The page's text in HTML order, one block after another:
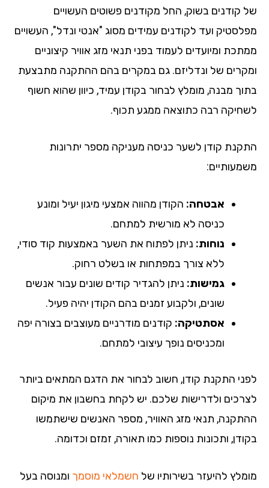
קודנים בשוק, החל מקודנים פשוטים העשויים
ועד לקודנים עמידים מסוג "אנטי ונדל", העשויים
ומיועדים לעמוד בפני תנאי מזג אוויר קיצוניים
של ונדליזם. גם במקרים בהם ההתקנה מתבצעת
מבנה, מומלץ לבחור בקודן עמיד, כיוון שהוא חשוף
רבה כתוצאה ממגע תכוף.
קודן לשער כניסה מעניקה מספר יתרונות
אבטחה:הקודן מהווה אמצעי מיגון יעיל ומונע
כניסה לא מורשית למתחם.
נוחות:ניתן לפתוח את השער באמצעות קוד סודי,
ללא צורך במפתחות או בשלט רחוק.
גמישות:ניתן להגדיר קודים שונים עבור אנשים
שונים, ולקבוע זמנים בהם הקודן יהיה פעיל.
אסתטיקה:קודנים מודרניים מעוצבים בצורה יפה
ומכניסים נופך עיצובי למתחם.
התקנת קודן, חשוב לבחור את הדגם המתאים ביותר
ולדרישות שלכם. יש לקחת בחשבון את מיקום
תנאי מזג האוויר, מספר האנשים שישתמשו
ותכונות נוספות כמו תאורה, זמזם וכדומה.
להיעזר בשירותיו שלחשמלאי מוסמךומנוסה בעל